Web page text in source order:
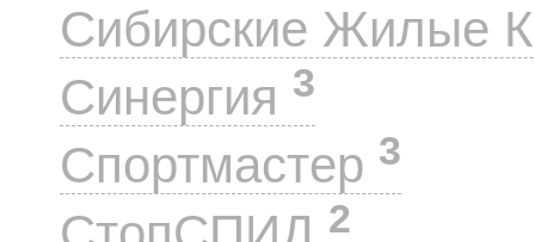
Сибирские Жилые
Синергия 3
Спортмастер 3
2